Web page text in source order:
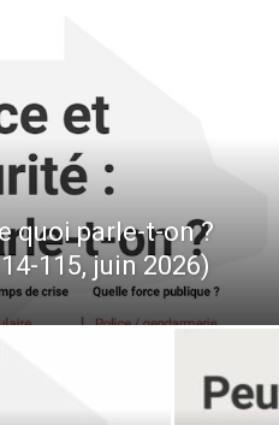
quoi parle-t-on ?
115, juin 2026)